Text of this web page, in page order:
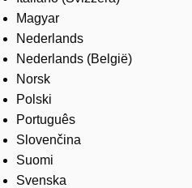
Magyar
Nederlands
Nederlands (België)
Norsk
Polski
Português
Slovenčina
Suomi
Svenska